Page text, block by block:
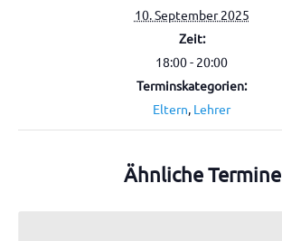
10. September 2025
Zeit:
18:00 - 20:00
Terminskategorien:
Eltern, Lehrer
Ähnliche Termine